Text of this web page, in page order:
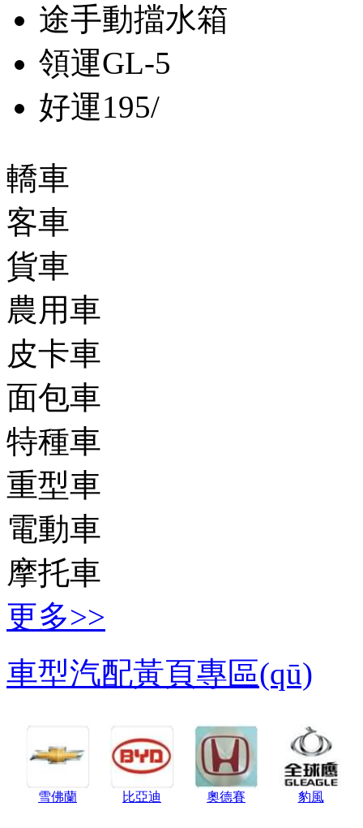
途手動擋水箱
領運GL-5
好運195/
轎車
客車
貨車
農用車
皮卡車
面包車
特種車
重型車
電動車
摩托車
更多>>
車型汽配黃頁專區(qū)
雪佛蘭 比亞迪 奧德賽 豹風